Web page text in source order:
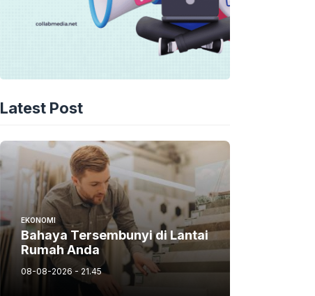
Latest Post
EKONOMI
Bahaya Tersembunyi di Lantai
Rumah Anda
08-08-2026 - 21.45